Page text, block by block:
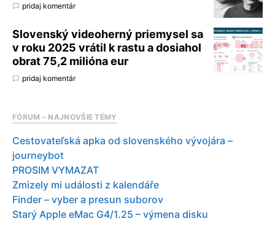
pridaj komentár
Slovenský videoherný priemysel sa
v roku 2025 vrátil k rastu a dosiahol
obrat 75,2 milióna eur
pridaj komentár
FÓRUM – NAJNOVŠIE TÉMY
Cestovateľská apka od slovenského vývojára –
journeybot
PROSIM VYMAZAT
Zmizely mi události z kalendáře
Finder – vyber a presun suborov
Starý Apple eMac G4/1.25 – výmena disku